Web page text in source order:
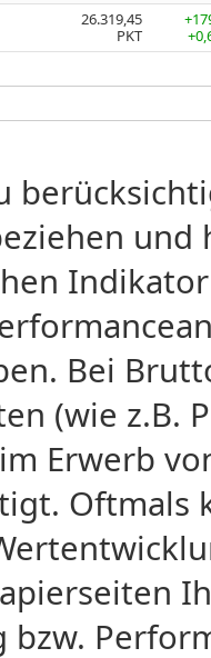
26.319,45
PKT
Bei
(wie z.B.
Erwerb
Oftmals